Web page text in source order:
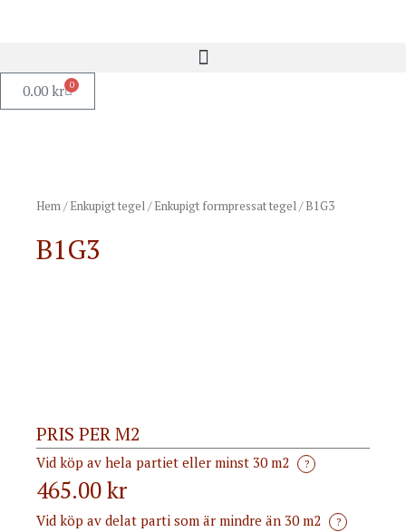
0.00 kr 0
Hem/Enkupigt tegel/Enkupigt formpressat tegel/ B1G3
B1G3
PRIS PER M2
Vid köp av hela partiet eller minst 30 m2 ?
465.00 kr
Vid köp av delat parti som är mindre än 30 m2 ?